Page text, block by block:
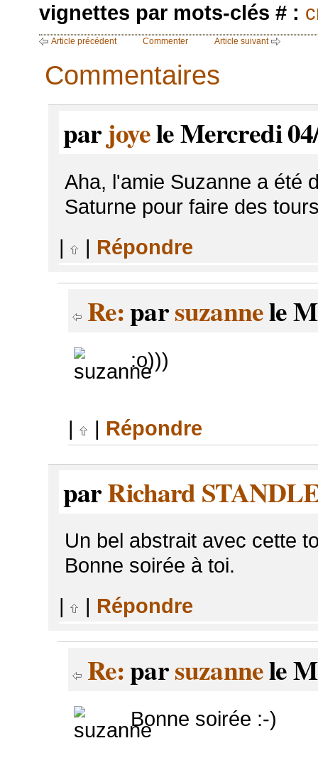
vignettes par mots-clés # :
Article précédent Commenter Article suivant
Commentaires
parjoyele Mercredi
Aha, l'amie Suzanne a été
Saturne pour faire des
|
| Répondre
Re:parsuzannele
:o)))
| | Répondre
parRichard
Un bel abstrait avec cette
Bonne soirée à toi.
|
| Répondre
Re:parsuzannele
Bonne soirée :-)